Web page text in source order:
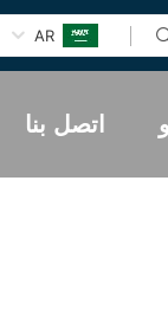
AR
اتصل بنا